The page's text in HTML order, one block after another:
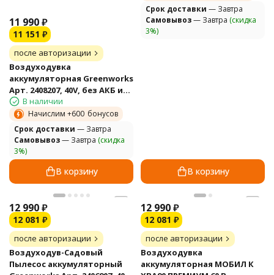
11 990₽
11 151 ₽
после авторизации
Воздуходувка
аккумуляторная Greenworks
Арт. 2408207, 40V, без АКБ и
ЗУ В наличии
Начислим +600 бонусов
Cрок доставки — Завтра
Самовывоз— Завтра (скидка
3%)
В корзину
Cрок доставки — Завтра
Самовывоз— Завтра (скидка
3%)
В корзину
12 990₽
12 081 ₽
после авторизации
Воздуходув-Садовый
Пылесос аккумуляторный
12 990₽
12 081 ₽
после авторизации
Воздуходувка
аккумуляторная МОБИЛ К